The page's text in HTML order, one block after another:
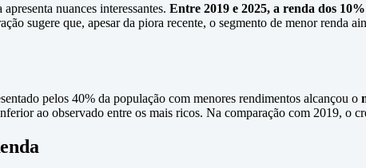
nuances interessantes. Entre 2019 e 2025, a renda dos
sugere que, apesar da piora recente, o segmento de menor renda
pelos 40% da população com menores rendimentos alcançou o
ao observado entre os mais ricos. Na comparação com 2019, o